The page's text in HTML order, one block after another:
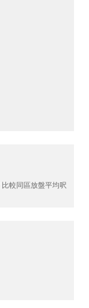
比較同區放盤平均呎